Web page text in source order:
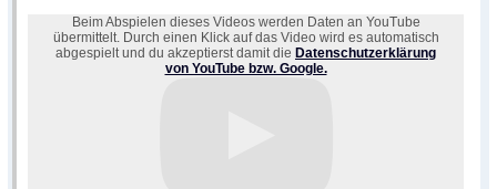
Beim Abspielen dieses Videos werden Daten an YouTube
übermittelt. Durch einen Klick auf das Video wird es automatisch
abgespielt und du akzeptierst damit die Datenschutzerklärung
von YouTube bzw. Google.